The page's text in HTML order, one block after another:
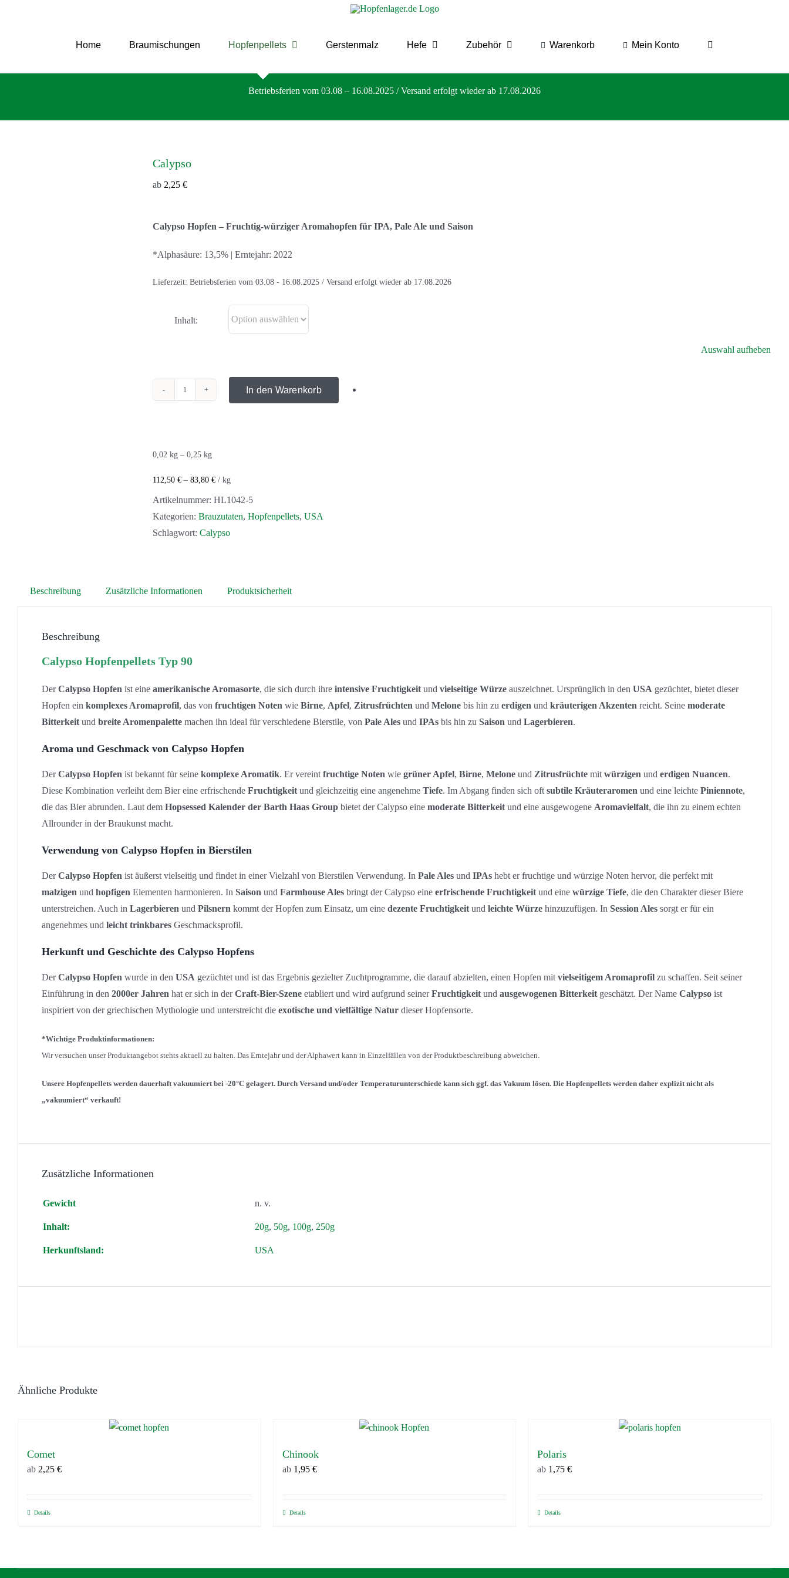
Home Braumischungen Hopfenpellets Gerstenmalz Hefe Zubehör Warenkorb Mein Konto
Betriebsferien vom 03.08 – 16.08.2025 / Versand erfolgt wieder ab 17.08.2026
Calypso
ab 2,25 €
Calypso Hopfen – Fruchtig-würziger Aromahopfen für IPA, Pale Ale und Saison
*Alphasäure: 13,5% | Erntejahr: 2022
Lieferzeit: Betriebsferien vom 03.08 - 16.08.2025 / Versand erfolgt wieder ab 17.08.2026
Inhalt:
Auswahl aufheben
In den Warenkorb
0,02 kg – 0,25 kg
112,50 € – 83,80 € / kg
Artikelnummer: HL1042-5
Kategorien: Brauzutaten, Hopfenpellets, USA
Schlagwort: Calypso
Beschreibung Zusätzliche Informationen Produktsicherheit
Beschreibung
Calypso Hopfenpellets Typ 90
DerCalypso Hopfen ist eine amerikanische Aromasorte, die sich durch ihre intensive Fruchtigkeit und vielseitige Würze auszeichnet. Ursprünglich in den USA gezüchtet, bietet dieser
Hopfen ein komplexes Aromaprofil, das von fruchtigen Noten wie Birne, Apfel, Zitrusfrüchten und Melone bis hin zu erdigen und kräuterigen Akzenten reicht. Seine moderate
Bitterkeit und breite Aromenpalette machen ihn ideal für verschiedene Bierstile, von Pale Ales und IPAs bis hin zu Saison und Lagerbieren.
Aroma und Geschmack von Calypso Hopfen
DerCalypso Hopfen ist bekannt für seine komplexe Aromatik. Er vereint fruchtige Noten wie grüner Apfel, Birne, Melone und Zitrusfrüchte mit würzigen und erdigen Nuancen.
Diese Kombination verleiht dem Bier eine erfrischende Fruchtigkeit und gleichzeitig eine angenehme Tiefe. Im Abgang finden sich oft subtile Kräuteraromen und eine leichte Piniennote,
die das Bier abrunden. Laut dem Hopsessed Kalender der Barth Haas Group bietet der Calypso eine moderate Bitterkeit und eine ausgewogene Aromavielfalt, die ihn zu einem echten
Allrounder in der Braukunst macht.
Verwendung von Calypso Hopfen in Bierstilen
DerCalypso Hopfen ist äußerst vielseitig und findet in einer Vielzahl von Bierstilen Verwendung. In Pale Ales und IPAs hebt er fruchtige und würzige Noten hervor, die perfekt mit
malzigen und hopfigen Elementen harmonieren. In Saison und Farmhouse Ales bringt der Calypso eine erfrischende Fruchtigkeit und eine würzige Tiefe, die den Charakter dieser Biere
unterstreichen. Auch in Lagerbieren und Pilsnern kommt der Hopfen zum Einsatz, um eine dezente Fruchtigkeit und leichte Würze hinzuzufügen. In Session Ales sorgt er für ein
angenehmes und leicht trinkbares Geschmacksprofil.
Herkunft und Geschichte des Calypso Hopfens
DerCalypso Hopfen wurde in den USA gezüchtet und ist das Ergebnis gezielter Zuchtprogramme, die darauf abzielten, einen Hopfen mit vielseitigem Aromaprofil zu schaffen. Seit seiner
Einführung in den 2000er Jahren hat er sich in derCraft-Bier-Szene etabliert und wird aufgrund seinerFruchtigkeit und ausgewogenen Bitterkeit geschätzt. Der Name Calypso ist
inspiriert von der griechischen Mythologie und unterstreicht die exotische und vielfältige Natur dieser Hopfensorte.
*Wichtige Produktinformationen:
Wir versuchen unser Produktangebot stehts aktuell zu halten. Das Erntejahr und der Alphawert kann in Einzelfällen von der Produktbeschreibung abweichen.
Unsere Hopfenpellets werden dauerhaft vakuumiert bei -20°C gelagert. Durch Versand und/oder Temperaturunterschiede kann sich ggf. das Vakuum lösen. Die Hopfenpellets werden daher explizit nicht als
„vakuumiert“ verkauft!
Zusätzliche Informationen
Gewicht n. v.
Inhalt: 20g, 50g, 100g, 250g
Herkunftsland: USA
Ähnliche Produkte
Comet
ab 2,25 €
Dieses
Details
Chinook
ab 1,95 €
Dieses
Details
Polaris
ab 1,75€
Dieses
Details